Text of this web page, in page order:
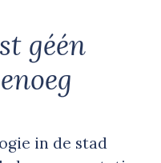
géén
in de stad